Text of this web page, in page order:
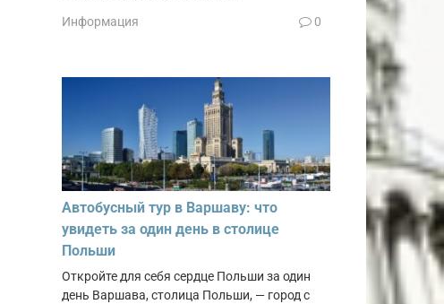
Информация 0
Автобусный тур в Варшаву: что
увидеть за один день в столице
Польши
Откройте для себя сердце Польши за один
день Варшава, столица Польши, — город с